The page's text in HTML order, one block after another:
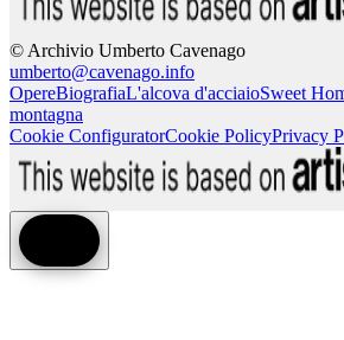
© Archivio Umberto Cavenago
umberto@cavenago.info
OpereBiografiaL'alcova d'acciaioSweet
montagna
Cookie ConfiguratorCookie PolicyPrivacy